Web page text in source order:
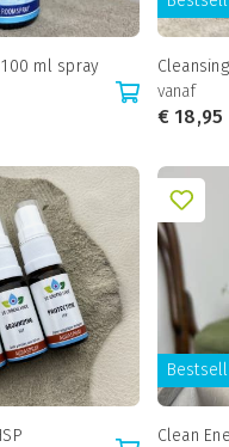
ml spray
vanaf
€18,95
Clean